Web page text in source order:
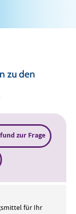
zu den
zur Frage
für Ihr